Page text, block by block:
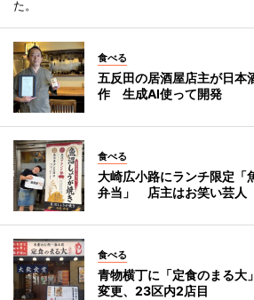
た。
食べる
五反田の居酒屋店主が日本
作 生成AI使って開発
食べる
大崎広小路にランチ限定「
弁当」 店主はお笑い芸人
食べる
青物横丁に「定食のまる
変更、23区内2店目